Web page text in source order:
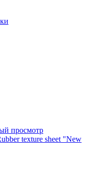
просмотр
texture sheet "New